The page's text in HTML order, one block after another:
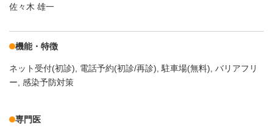
佐々木 雄一
機能・特徴
ネット受付(初診) 電話予約(初診/再診) 駐車場(無料) バリアフリ
ー 感染予防対策
専門医